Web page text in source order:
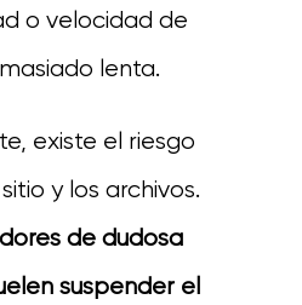
o velocidad de
lenta.
existe el riesgo
y los archivos.
de dudosa
suspender el